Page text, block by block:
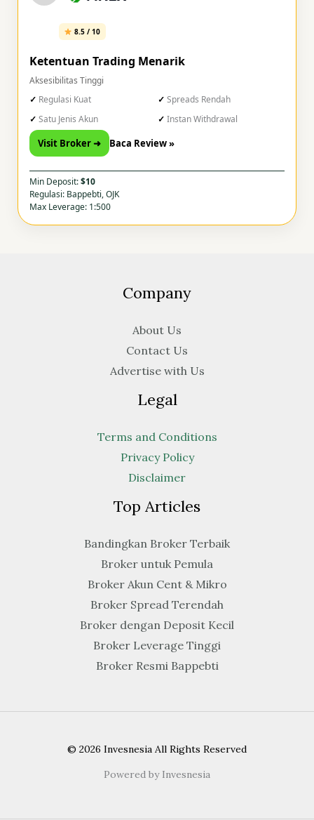
8.5 / 10
Ketentuan Trading Menarik
Aksesibilitas Tinggi
Regulasi Kuat
Spreads Rendah
Satu Jenis Akun
Instan Withdrawal
Visit Broker ➜ Baca Review »
Min Deposit:$10
Regulasi: Bappebti, OJK
Max Leverage: 1:500
Company
About Us
Contact Us
Advertise with Us
Legal
Terms and Conditions
Privacy Policy
Disclaimer
Top Articles
Bandingkan Broker Terbaik
Broker untuk Pemula
Broker Akun Cent & Mikro
Broker Spread Terendah
Broker dengan Deposit Kecil
Broker Leverage Tinggi
Broker Resmi Bappebti
© 2026 Invesnesia All Rights Reserved
Powered by Invesnesia